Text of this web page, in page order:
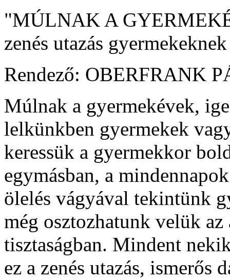
"MÚLNAK A
zenés utazás
Rendező: OBERFRANK
Múlnak a gyermekévek,
lelkünkben gyermekek
keressük a gyermekkor
egymásban, a
ölelés vágyával tekintünk
még osztozhatunk velük az
tisztaságban. Mindent
ez a zenés utazás,